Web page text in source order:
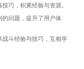
巧，积累经验与资源。
问题，提升了用户体
斗经验与技巧，互相学